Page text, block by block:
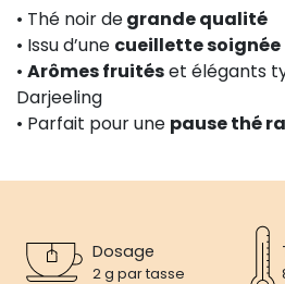
• Thé noir degrande qualité
• Issu d’une cueillette soignée
• Arômes fruitéset élégants
Darjeeling
• Parfait pour une pause thé
Dosage
2 g par tasse